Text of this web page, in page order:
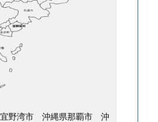
宜野湾市 沖縄県那覇市 沖